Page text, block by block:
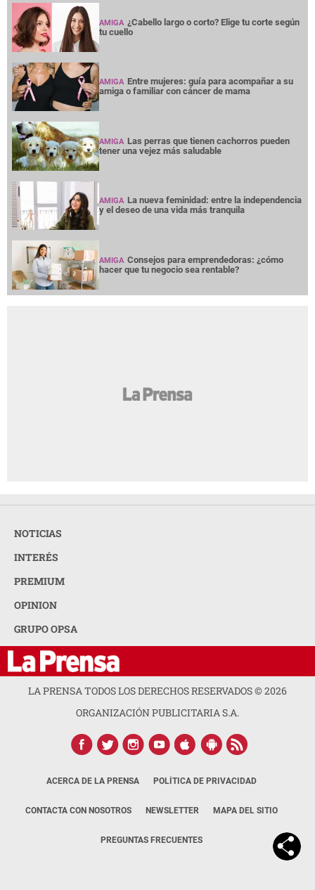
AMIGA ¿Cabello largo o corto? Elige tu corte según
tu cuello
AMIGA Entre mujeres: guía para acompañar a su
amiga o familiar con cáncer de mama
AMIGA Las perras que tienen cachorros pueden
tener una vejez más saludable
AMIGA La nueva feminidad: entre la independencia
y el deseo de una vida más tranquila
AMIGA Consejos para emprendedoras: ¿cómo
hacer que tu negocio sea rentable?
NOTICIAS
INTERÉS
PREMIUM
OPINION
GRUPO OPSA
LA PRENSA TODOS LOS DERECHOS RESERVADOS ©2026
ORGANIZACIÓN PUBLICITARIA S.A.
ACERCA DE LA PRENSA POLÍTICA DE PRIVACIDAD
CONTACTA CON NOSOTROS NEWSLETTER MAPA DEL SITIO
PREGUNTAS FRECUENTES